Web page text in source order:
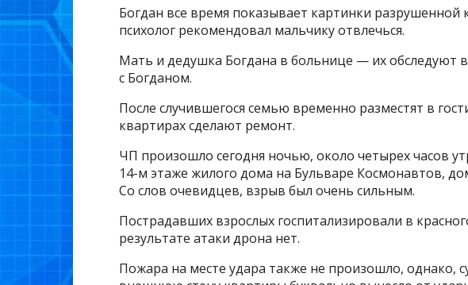
Богдан все время показывает картинки
психолог рекомендовал мальчику отвлечься.
Мать и дедушка Богдана в больнице — их обследуют
с Богданом.
После случившегося семью временно разместят в
квартирах сделают ремонт.
ЧП произошло сегодня ночью, около четырех часов
14-м этаже жилого дома на Бульваре Космонавтов,
Со слов очевидцев, взрыв был очень сильным.
Пострадавших взрослых госпитализировали в
результате атаки дрона нет.
Пожара на месте удара также не произошло, однако,